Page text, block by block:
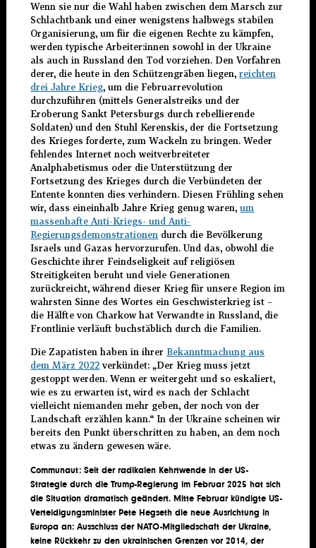
Wenn sie nur die Wahl haben zwischen dem Marsch zur
Schlachtbank und einer wenigstens halbwegs stabilen
Organisierung, um für die eigenen Rechte zu kämpfen,
werden typische Arbeiter:innen sowohl in der Ukraine
als auch in Russland den Tod vorziehen. Den Vorfahren
derer, die heute in den Schützengräben liegen,reichten
drei Jahre Krieg, um die Februarrevolution
durchzuführen (mittels Generalstreiks und der
Eroberung Sankt Petersburgs durch rebellierende
Soldaten) und den Stuhl Kerenskis, der die Fortsetzung
des Krieges forderte, zum Wackeln zu bringen. Weder
fehlendes Internet noch weitverbreiteter
Analphabetismus oder die Unterstützung der
Fortsetzung des Krieges durch die Verbündeten der
Entente konnten dies verhindern. Diesen Frühling sehen
wir, dass eineinhalb Jahre Krieg genug waren,um
massenhafte Anti-Kriegs- und Anti-
Regierungsdemonstrationen durch die Bevölkerung
Israels und Gazas hervorzurufen. Und das, obwohl die
Geschichte ihrer Feindseligkeit auf religiösen
Streitigkeiten beruht und viele Generationen
zurückreicht, während dieser Krieg für unsere Region im
wahrsten Sinne des Wortes ein Geschwisterkrieg ist –
die Hälfte von Charkow hat Verwandte in Russland, die
Frontlinie verläuft buchstäblich durch die Familien.
Die Zapatisten haben in ihrer Bekanntmachung aus
dem März 2022 verkündet: „Der Krieg muss jetzt
gestoppt werden. Wenn er weitergeht und so eskaliert,
wie es zu erwarten ist, wird es nach der Schlacht
vielleicht niemanden mehr geben, der noch von der
Landschaft erzählen kann.“ In der Ukraine scheinen wir
bereits den Punkt überschritten zu haben, an dem noch
etwas zu ändern gewesen wäre.
Communaut: Seit der radikalen Kehrtwende in der US-
Strategie durch die Trump-Regierung im Februar 2025 hat sich
die Situation dramatisch geändert. Mitte Februar kündigte US-
Verteidigungsminister Pete Hegseth die neue Ausrichtung in
Europa an: Ausschluss der NATO-Mitgliedschaft der Ukraine,
keine Rückkehr zu den ukrainischen Grenzen vor 2014, der